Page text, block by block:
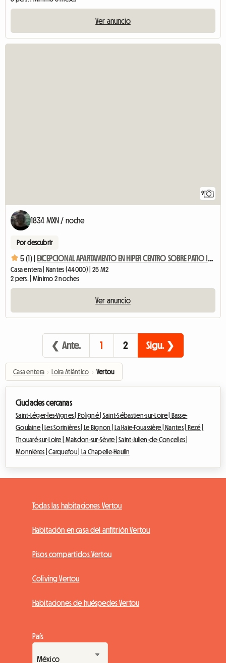
Ver anuncio
9
1834 MXN / noche
Por descubrir
5 (1) | EXCEPCIONAL APARTAMENTO EN HIPER CENTRO SOBRE PATIO INTERIOR
Casa entera | Nantes (44000) | 25 M2
2 pers. | Mínimo 2 noches
Ver anuncio
❮ Ante. 1 2 Sigu. ❯
Casa entera › Loira Atlántico › Vertou
Ciudades cercanas
Saint-Léger-les-Vignes | Poligné | Saint-Sébastien-sur-Loire | Basse-
Goulaine |Les Sorinières | Le Bignon |La Haie-Fouassière |Nantes | Rezé |
Thouaré-sur-Loire | Maisdon-sur-Sèvre |Saint-Julien-de-Concelles |
Monnières |Carquefou | La Chapelle-Heulin
Todas las habitaciones Vertou
Habitación en casa del anfitrión Vertou
Pisos compartidos Vertou
Coliving Vertou
Habitaciones de huéspedes Vertou
País